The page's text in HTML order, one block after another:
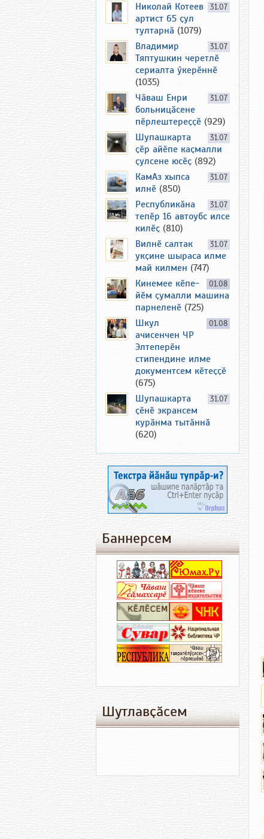
31.07
Николай Котеев
артист 65 ҫул
тултарнӑ (1079)
31.07
Владимир
Тяптушкин черетлӗ
сериалта ӳкерӗннӗ
(1035)
31.07
Чӑваш Енри
больницӑсене
пӗрлештереҫҫӗ (929)
31.07
Шупашкарта
ҫӗр айӗпе каҫмалли
ҫулсене юсӗҫ (892)
31.07
КамАз хыпса
илнӗ (850)
31.07
Республикӑна
тепӗр 16 автоубс илсе
килӗҫ (810)
31.07
Вилнӗ салтак
укҫине шыраса илме
май килмен (747)
01.08
Кинемее кӗпе-
йӗм ҫумалли машина
парнеленӗ (725)
01.08
Шкул
ачисенчен ЧР
Элтеперӗн
стипендине илме
документсем кӗтеҫҫӗ
(675)
31.07
Шупашкарта
ҫӗнӗ экрансем
курӑнма тытӑннӑ
(620)
Баннерсем
Шутлавҫӑсем